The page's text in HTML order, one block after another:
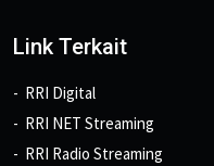
Link Terkait
RRI Digital
RRI NET Streaming
RRI Radio Streaming